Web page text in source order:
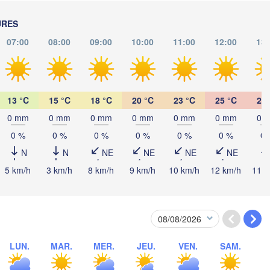
07:00 08:00 09:00 10:00 11:00 12:00
13 °C
0 mm
0 %
N
5 km/h
15 °C
0 mm
0 %
N
3 km/h
18 °C
0 mm
0 %
NE
8 km/h
20 °C
0 mm
0 %
NE
9 km/h
23 °C
0 mm
0 %
NE
10 km/h
25 °C
0 mm
0 %
NE
12 km/h
26
0
0
11
LUN. MAR. MER. JEU. VEN. SAM.
Београд
(Beograd)
Zagreb
(Skopje)
Tiranë
Sarajevo
Podgorica
Foggia
Szeged
Banja Luka
Graz
SERBIE
CROATIE
BOSNIE-
HERZÉGOVINE
MACÉDOINE
DU NORD
Cluj-